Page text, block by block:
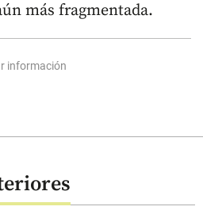
más fragmentada.
información